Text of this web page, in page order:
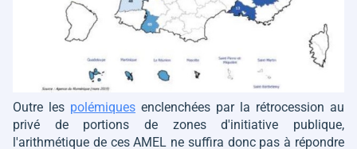
Outre les polémiques enclenchées par la rétrocession au
privé de portions de zones d'initiative publique,
l'arithmétique de ces AMEL ne suffira donc pas à répondre